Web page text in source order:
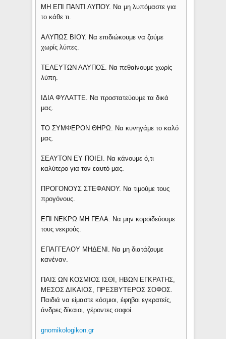
ΜΗ ΕΠΙ ΠΑΝΤΙ ΛΥΠΟΥ. Να μη λυπόμαστε για
το κάθε τι.
ΑΛΥΠΩΣ ΒΙΟΥ. Να επιδιώκουμε να ζούμε
χωρίς λύπες.
ΤΕΛΕΥΤΩΝ ΑΛΥΠΟΣ. Να πεθαίνουμε χωρίς
λύπη.
ΙΔΙΑ ΦΥΛΑΤΤΕ. Να προστατεύουμε τα δικά
μας.
ΤΟ ΣΥΜΦΕΡΟΝ ΘΗΡΩ. Να κυνηγάμε το καλό
μας.
ΣΕΑΥΤΟΝ ΕΥ ΠΟΙΕΙ. Να κάνουμε ό,τι
καλύτερο για τον εαυτό μας.
ΠΡΟΓΟΝΟΥΣ ΣΤΕΦΑΝΟΥ. Να τιμούμε τους
προγόνους.
ΕΠΙ ΝΕΚΡΩ ΜΗ ΓΕΛΑ. Να μην κοροϊδεύουμε
τους νεκρούς.
ΕΠΑΓΓΕΛΟΥ ΜΗΔΕΝΙ. Να μη διατάζουμε
κανέναν.
ΠΑΙΣ ΩΝ ΚΟΣΜΙΟΣ ΙΣΘΙ, ΗΒΩΝ ΕΓΚΡΑΤΗΣ,
ΜΕΣΟΣ ΔΙΚΑΙΟΣ, ΠΡΕΣΒΥΤΕΡΟΣ ΣΟΦΟΣ.
Παιδιά να είμαστε κόσμιοι, έφηβοι εγκρατείς,
άνδρες δίκαιοι, γέροντες σοφοί.
gnomikologikon.gr